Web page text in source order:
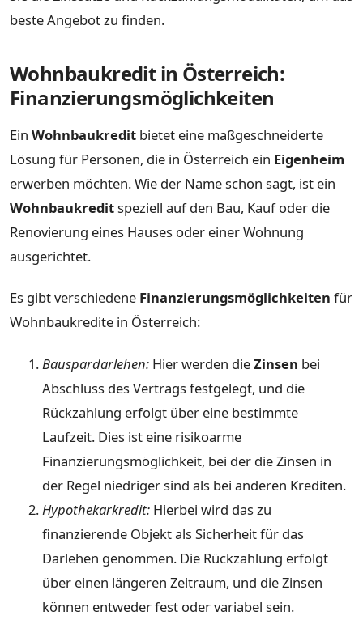
beste Angebot zu finden.
Wohnbaukredit in Österreich:
Finanzierungsmöglichkeiten
Ein Wohnbaukredit bietet eine maßgeschneiderte
Lösung für Personen, die in Österreich ein Eigenheim
erwerben möchten. Wie der Name schon sagt, ist ein
Wohnbaukreditspeziell auf den Bau, Kauf oder die
Renovierung eines Hauses oder einer Wohnung
ausgerichtet.
Es gibt verschiedene Finanzierungsmöglichkeiten für
Wohnbaukredite in Österreich:
Bauspardarlehen: Hier werden dieZinsen bei
Abschluss des Vertrags festgelegt, und die
Rückzahlung erfolgt über eine bestimmte
Laufzeit. Dies ist eine risikoarme
Finanzierungsmöglichkeit, bei der die Zinsen in
der Regel niedriger sind als bei anderen Krediten.
Hypothekarkredit: Hierbei wird das zu
finanzierende Objekt als Sicherheit für das
Darlehen genommen. Die Rückzahlung erfolgt
über einen längeren Zeitraum, und die Zinsen
können entweder fest oder variabel sein.